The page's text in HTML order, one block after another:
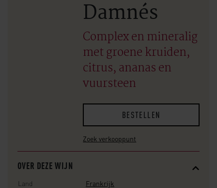
Damnés
Complex en mineralig
met groene kruiden,
citrus, ananas en
vuursteen
BESTELLEN
Zoek verkooppunt
OVER DEZE WIJN
Land
Frankrijk